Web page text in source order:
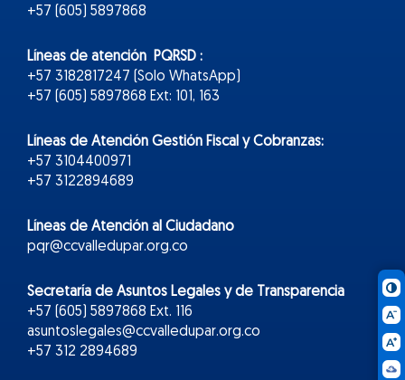
+57 (605) 5897868
Líneas de atención PQRSD :
+57 3182817247 (Solo WhatsApp)
+57 (605) 5897868 Ext: 101, 163
Líneas de Atención Gestión Fiscal y Cobranzas:
+57 3104400971
+57 3122894689
Líneas de Atención al Ciudadano
pqr@ccvalledupar.org.co
Secretaría de Asuntos Legales y de Transparencia
+57 (605) 5897868 Ext. 116
asuntoslegales@ccvalledupar.org.co
+57 312 2894689